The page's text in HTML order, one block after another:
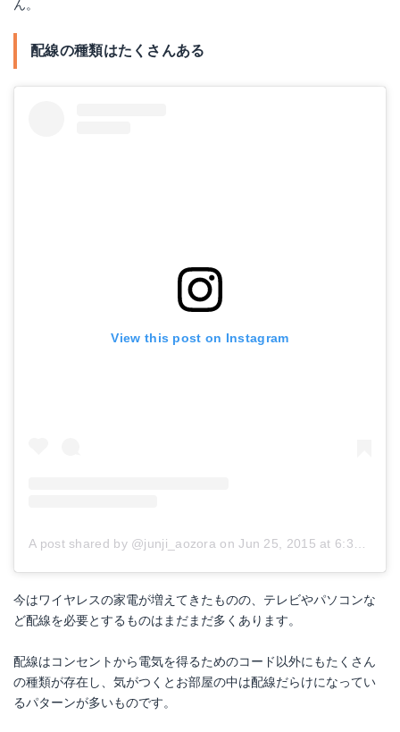
ん。
配線の種類はたくさんある
View this post on Instagram
A post shared by @junji_aozora onJun 25, 2015 at 6:39am PDT
今はワイヤレスの家電が増えてきたものの、テレビやパソコンな
ど配線を必要とするものはまだまだ多くあります。
配線はコンセントから電気を得るためのコード以外にもたくさん
の種類が存在し、気がつくとお部屋の中は配線だらけになってい
るパターンが多いものです。